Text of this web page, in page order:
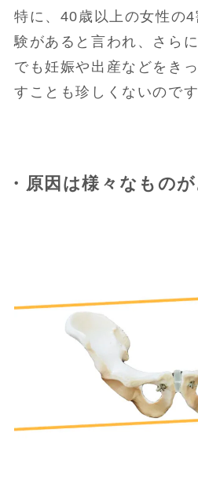
特に、40歳以上の女性の
験があると言われ、さら
でも妊娠や出産などをき
すことも珍しくないのです
・原因は様々なもの